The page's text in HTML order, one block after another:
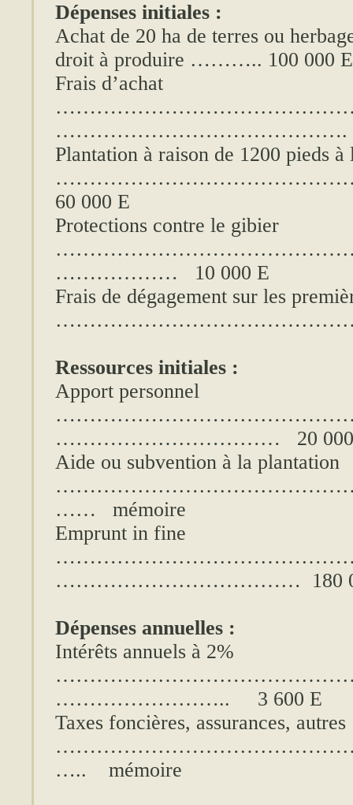
Dépenses initiales :
Achat de 20 ha de terres ou
droit à produire ……….. 100 000 E
Frais d’achat
…………………………………….
Plantation à raison de 1200 pieds à
60 000 E
Protections contre le gibier
……………… 10 000 E
Frais de dégagement sur les
Ressources initiales :
Apport personnel
…………………………… 20 000
Aide ou subvention à la plantation
…… mémoire
Emprunt in fine
……………………………… 180
Dépenses annuelles :
Intérêts annuels à 2%
…………………….. 3 600 E
Taxes foncières, assurances, autres
….. mémoire